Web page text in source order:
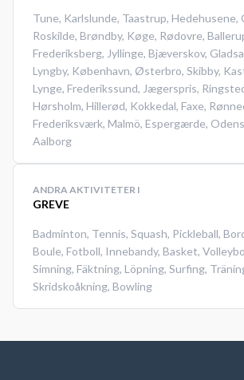
Græstæppe Mondo Blue
Supercourt pålagt i 2022. •
Mulighed for omklædning og bad
i Skinderskovhallen.
Tune, Karlslunde, Taastrup, Hedehusene,
Roskilde, Brøndby, Køge, Rødovre,
Frederiksberg, Jyllinge, Bjæverskov,
Lyngby, København, Østerbro, Skibby,
Lynge, Frederikssund, Jægerspris,
Hørsholm, Hillerød, Kokkedal, Faxe,
Frederiksværk, Malmö, Espergærde,
Aalborg
ANDRA AKTIVITETER I
GREVE
Badminton, Tennis, Squash, Pickleball,
Boule, Fotboll, Innebandy, Basket,
Simning, Fäktning, Löpning, Surfing,
Skridskoåkning, Bowling